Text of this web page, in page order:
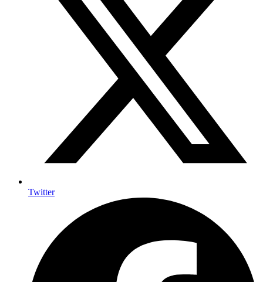
Twitter